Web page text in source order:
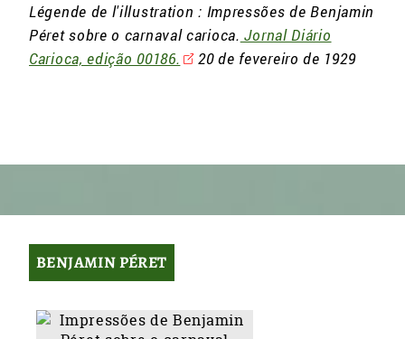
Légende de l'illustration : Impressões de Benjamin
Péret sobre o carnaval carioca. Jornal Diário
Carioca, edição 00186.
20 de fevereiro de 1929
BENJAMIN PÉRET